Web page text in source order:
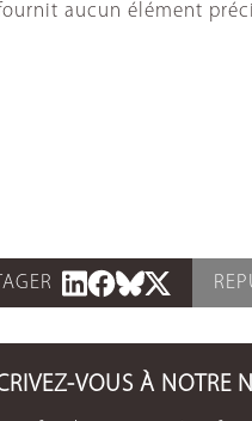
aucun élément
VOUS À NOTRE